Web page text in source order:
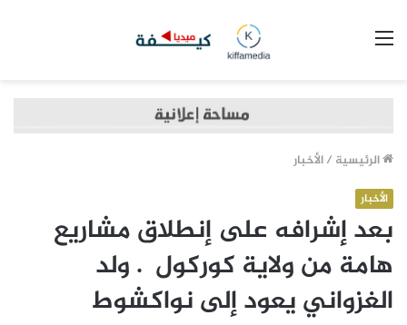
الرئيسية /الأخبار
الأخبار
بعد إشرافه على إنطلاق مشاريع
هامة من ولاية كوركول . ولد
الغزواني يعود إلى نواكشوط